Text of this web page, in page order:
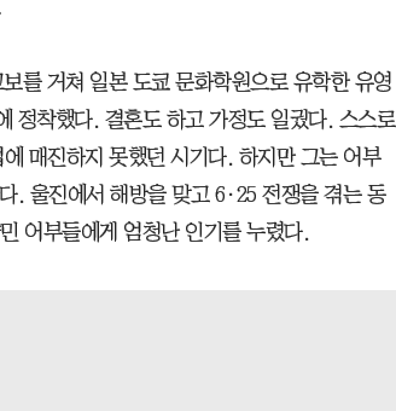
를 거쳐 일본 도쿄 문화학원으로 유학한 유영
정착했다. 결혼도 하고 가정도 일궜다. 스스로
매진하지 못했던 시기다. 하지만 그는 어부
. 울진에서 해방을 맞고 6·25 전쟁을 겪는 동
어부들에게 엄청난 인기를 누렸다.